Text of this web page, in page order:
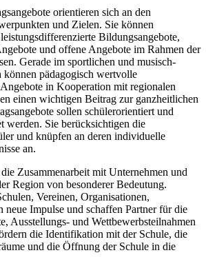
orientieren sich an den
und Zielen. Sie können
Bildungsangebote,
und offene Angebote im Rahmen der
Gerade im sportlichen und musisch-
können pädagogisch wertvolle
in Kooperation mit regionalen
einen wichtigen Beitrag zur ganzheitlichen
sollen schülerorientiert und
werden. Sie berücksichtigen die
und knüpfen an deren individuelle
an.
Zusammenarbeit mit Unternehmen und
Region von besonderer Bedeutung.
Vereinen, Organisationen,
neue Impulse und schaffen Partner für die
Ausstellungs- und Wettbewerbsteilnahmen
die Identifikation mit der Schule, die
und die Öffnung der Schule in die